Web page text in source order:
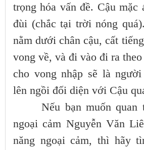
trọng hóa vấn đề. Cậu mặc
đùi (chắc tại trời nóng
nằm dưới chân cậu, cất
vong về, và đi vào đi ra
cho vong nhập sẽ là
lên ngồi đối diện với Cậu
Nếu bạn muốn quan
ngoại cảm Nguyễn Văn
năng ngoại cảm, thì hãy